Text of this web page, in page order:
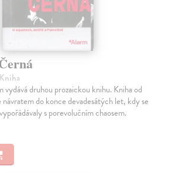
druhou prozaickou knihu. Kniha od
návratem do konce devadesátých let, kdy se
s porevolučním chaosem.